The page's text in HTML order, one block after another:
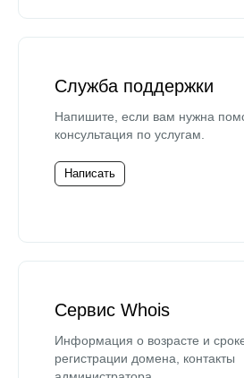
Служба поддержки
Напишите, если вам нужна
консультация по услугам.
Написать
Сервис Whois
Информация о возрасте и
регистрации домена, контакты